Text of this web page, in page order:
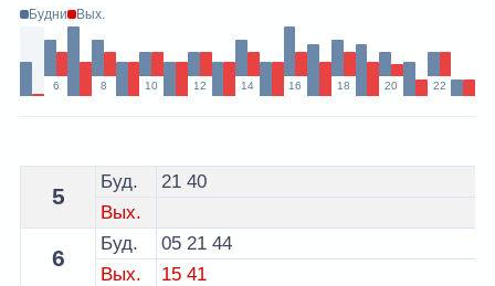
Будни Вых.
6 8 10 12 14 16 18 20 22
Расписание 24 троллейбуса Гродно - остановка
5
Буд. 21 40
Вых.
6
Буд. 05 21 44
Вых.
15 41